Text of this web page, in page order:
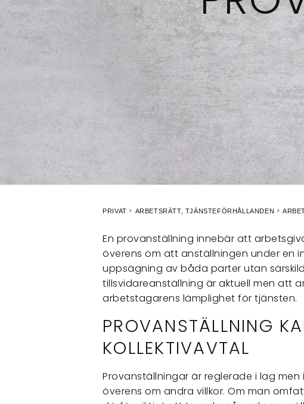
PRIVAT ARBETSRÄTT, TJÄNSTEFÖRHÅLLANDEN
En provanställning innebär att
överens om att anställningen under en
uppsägning av båda parter utan
tillsvidareanställning är aktuell men att
arbetstagarens lämplighet för tjänsten.
PROVANSTÄLLNING
KOLLEKTIVAVTAL
Provanställningar är reglerade i lag
överens om andra villkor. Om man